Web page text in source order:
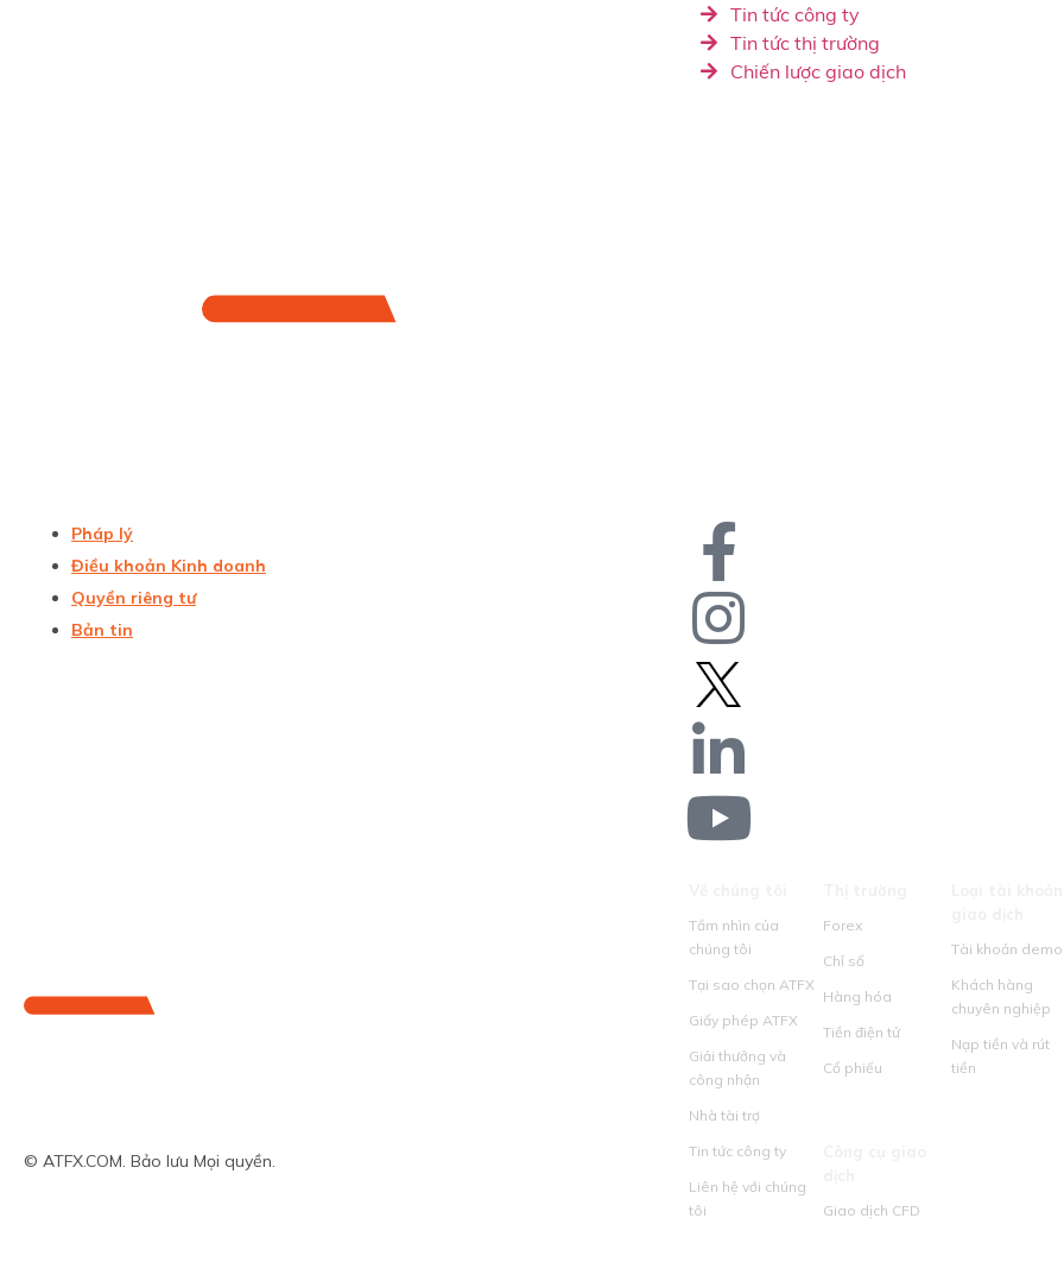
Tin tức công ty
Tin tức thị trường
Chiến lược giao dịch
Pháp lý
Điều khoản Kinh doanh
Quyền riêng tư
Bản tin
© ATFX.COM. Bảo lưu Mọi quyền.
Tầm nhìn của
chúng tôi
Tại sao chọn ATFX
Giấy phép ATFX
Giải thưởng và
công nhận
Nhà tài trợ
Tin tức công ty
Liên hệ với chúng
tôi
Forex
Chỉ số
Hàng hóa
Tiền điện tử
Cổ phiếu
Giao dịch CFD
Tài khoản demo
Khách hàng
chuyên nghiệp
Nạp tiền và rút
tiền